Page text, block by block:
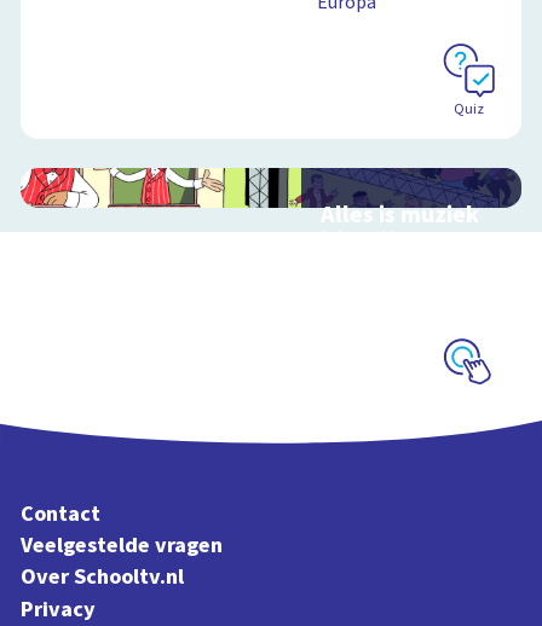
Quiz
Alles is muziek
Interactieve
Contact
Veelgestelde vragen
Over Schooltv.nl
Privacy